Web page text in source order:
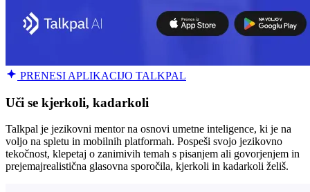
PRENESI APLIKACIJO TALKPAL
Uči se kjerkoli, kadarkoli
Talkpal je jezikovni mentor na osnovi umetne inteligence, ki je na
voljo na spletu in mobilnih platformah. Pospeši svojo jezikovno
tekočnost, klepetaj o zanimivih temah s pisanjem ali govorjenjem in
prejemajrealistična glasovna sporočila, kjerkoli in kadarkoli želiš.